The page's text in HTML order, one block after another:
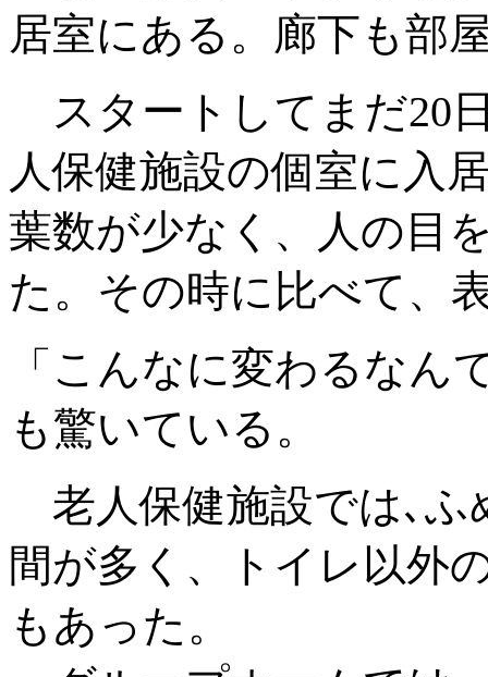
居室にある。廊下も部
スタートしてまだ20
人保健施設の個室に入
葉数が少なく、人の目
た。その時に比べて、
「こんなに変わるなん
も驚いている。
老人保健施設では､ふ
間が多く、トイレ以外
もあった。